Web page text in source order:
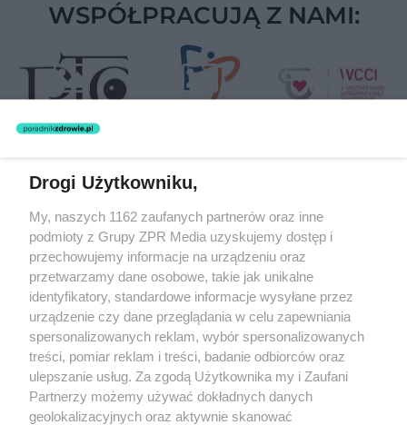
WSPÓŁPRACUJĄ Z NAMI:
Żaden utwór zamieszczony w serwisie nie może być powielany i
rozpowszechniany lub dalej rozpowszechniany w jakikolwiek sposób
(w tym także elektroniczny lub mechaniczny) na jakimkolwiek polu
eksploatacji w jakiejkolwiek formie, włącznie z umieszczaniem w
Internecie bez pisemnej zgody właściciela praw. Jakiekolwiek użycie
lub wykorzystanie utworów w całości lub w części z naruszeniem
prawa, tzn. bez właściwej zgody, jest zabronione pod groźbą kary i
może być ścigane prawnie.
Drogi Użytkowniku,
My, naszych 1162 zaufanych partnerów oraz inne
podmioty z Grupy ZPR Media uzyskujemy dostęp i
przechowujemy informacje na urządzeniu oraz
przetwarzamy dane osobowe, takie jak unikalne
identyfikatory, standardowe informacje wysyłane przez
urządzenie czy dane przeglądania w celu zapewniania
spersonalizowanych reklam, wybór spersonalizowanych
treści, pomiar reklam i treści, badanie odbiorców oraz
ulepszanie usług. Za zgodą Użytkownika my i Zaufani
Partnerzy możemy używać dokładnych danych
geolokalizacyjnych oraz aktywnie skanować